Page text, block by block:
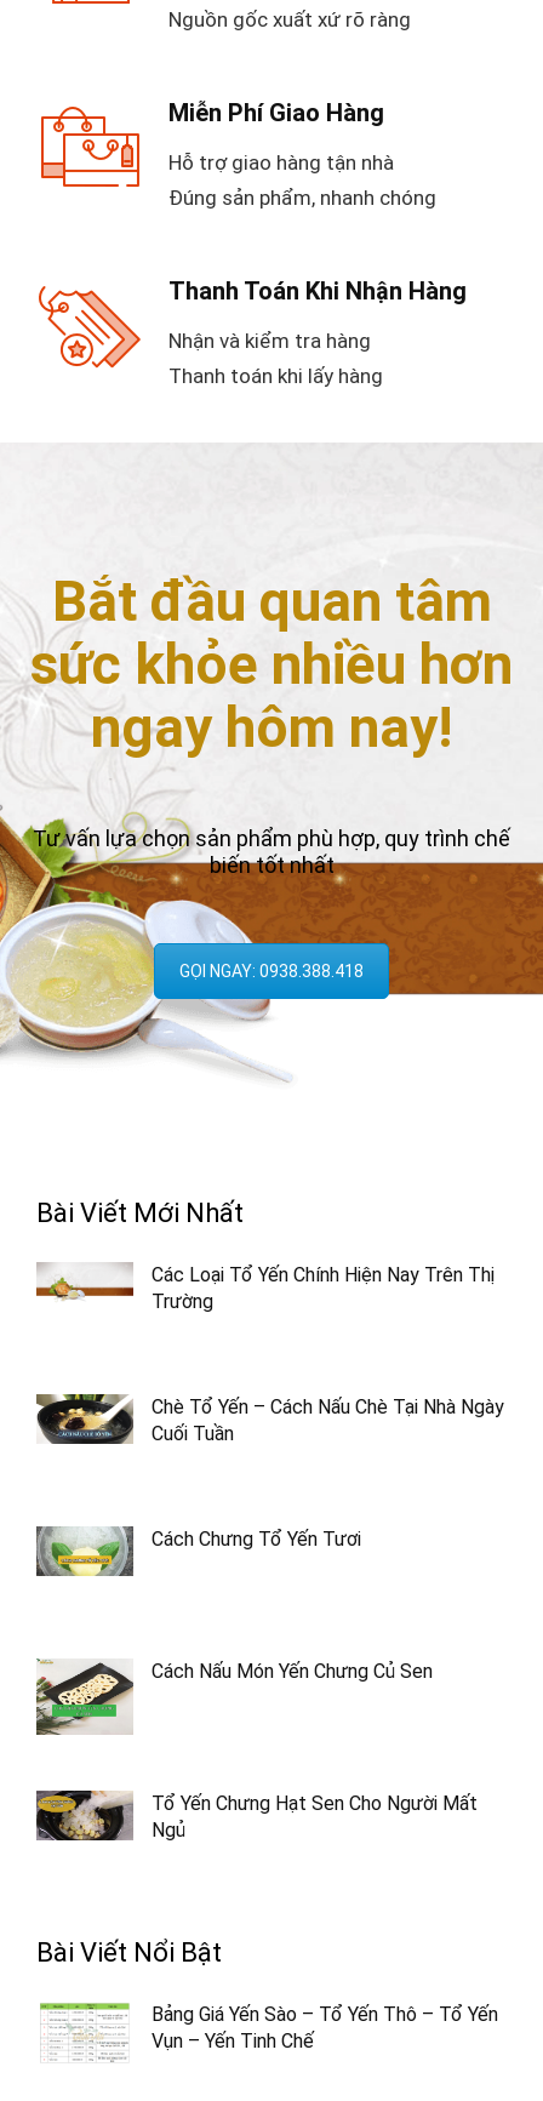
Nguồn gốc xuất xứ rõ ràng
Miễn Phí Giao Hàng
Hỗ trợ giao hàng tận nhà
Đúng sản phẩm, nhanh chóng
Thanh Toán Khi Nhận Hàng
Nhận và kiểm tra hàng
Thanh toán khi lấy hàng
Bắt đầu quan tâm
sức khỏe nhiều hơn
ngay hôm nay!
Tư vấn lựa chọn sản phẩm phù hợp, quy trình chế
biến tốt nhất
GỌI NGAY: 0938.388.418
Bài Viết Mới Nhất
Các Loại Tổ Yến Chính Hiện Nay Trên Thị
Trường
Chè Tổ Yến – Cách Nấu Chè Tại Nhà Ngày
Cuối Tuần
Cách Chưng Tổ Yến Tươi
Cách Nấu Món Yến Chưng Củ Sen
Tổ Yến Chưng Hạt Sen Cho Người Mất
Ngủ
Bài Viết Nổi Bật
Bảng Giá Yến Sào – Tổ Yến Thô – Tổ Yến
Vụn – Yến Tinh Chế